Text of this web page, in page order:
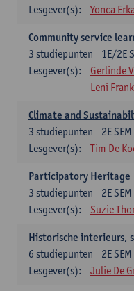
Lesgever(s):
Yonca
Community service
1E/2E
3 studiepunten
Lesgever(s):
Gerlinde
Leni
Climate and
2E SEM
3 studiepunten
Lesgever(s):
Tim De
Participatory Heritage
2E SEM
3 studiepunten
Lesgever(s):
Suzie
Historische interieurs,
2E SEM
6 studiepunten
Lesgever(s):
Julie De